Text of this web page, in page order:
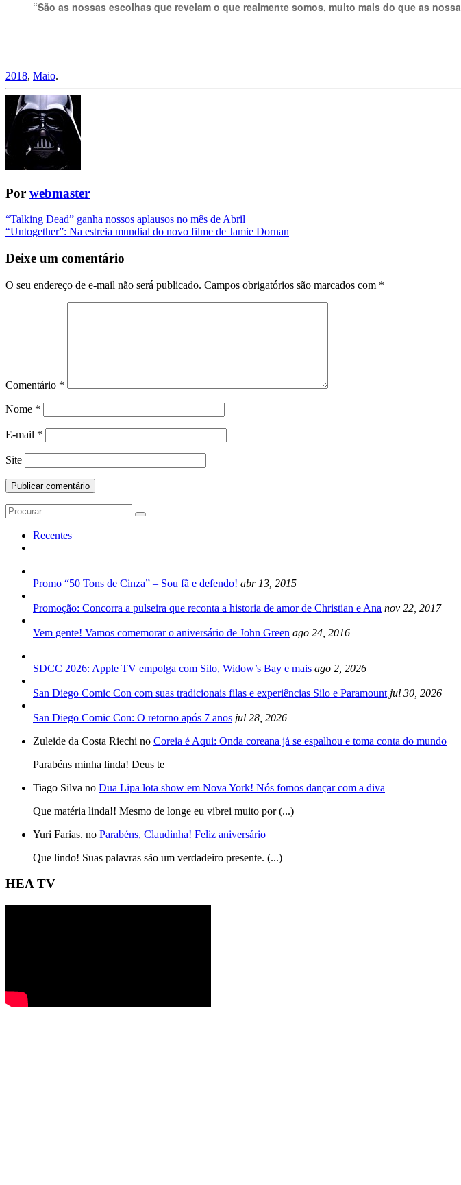
“São as nossas escolhas que revelam o que realmente somos, muito mais do que as
2018, Maio.
Por webmaster
Navegação
da
Postagem
“Talking Dead” ganha nossos aplausos no mês de Abril
“Untogether”: Na estreia mundial do novo filme de Jamie Dornan
Deixe um comentário
O seu endereço de e-mail não será publicado. Campos obrigatórios são marcados com *
Comentário *
Nome *
E-mail *
Site
Search
for:
Recentes
Promo “50 Tons de Cinza” – Sou fã e defendo! abr 13, 2015
Promoção: Concorra a pulseira que reconta a historia de amor de Christian e Ana nov 22, 2017
Vem gente! Vamos comemorar o aniversário de John Green ago 24, 2016
SDCC 2026: Apple TV empolga com Silo, Widow’s Bay e mais ago 2, 2026
San Diego Comic Con com suas tradicionais filas e experiências Silo e Paramount jul 30, 2026
San Diego Comic Con: O retorno após 7 anos jul 28, 2026
Zuleide da Costa Riechi no Coreia é Aqui: Onda coreana já se espalhou e toma conta do mundo
Parabéns minha linda! Deus te
Tiago Silva no Dua Lipa lota show em Nova York! Nós fomos dançar com a diva
Que matéria linda!! Mesmo de longe eu vibrei muito por (...)
Yuri Farias. no Parabéns, Claudinha! Feliz aniversário
Que lindo! Suas palavras são um verdadeiro presente. (...)
HEA TV